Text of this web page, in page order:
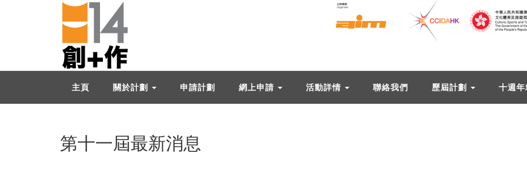
主頁 關於計劃 申請計劃 網上申請 活動詳情 聯絡我們 歷屆計劃 十週
第十一屆最新消息